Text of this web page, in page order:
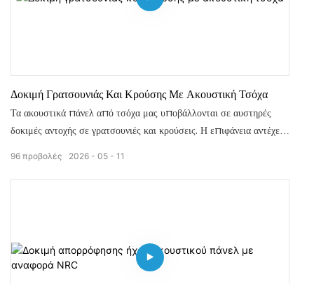
Δοκιμή Γρατσουνιάς Και Κρούσης Με Ακουστική Τσόχα
Τα ακουστικά πάνελ από τσόχα μας υποβάλλονται σε αυστηρές
δοκιμές αντοχής σε γρατσουνιές και κρούσεις. Η επιφάνεια αντέχει
χωρίς να αφήνει εμφανή σημάδια ή παραμόρφωση. Ανθεκτικό και
ανθεκτικό, διατηρεί μια κομψή, επίπεδη εμφάνιση για μακροχρόνια
2026 05 11
96 προβολές